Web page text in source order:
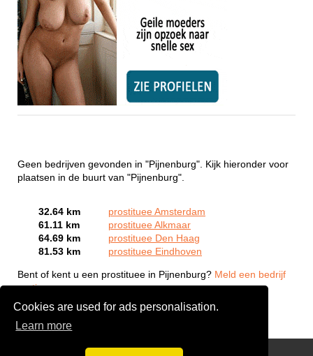
Cookies are used for ads personalisation.
Learn more
Geen bedrijven gevonden in "Pijnenburg". Kijk hieronder voor
plaatsen in de buurt van "Pijnenburg".
32.64 km
prostituee Amsterdam
61.11 km
prostituee Alkmaar
64.69 km
prostituee Den Haag
81.53 km
prostituee Eindhoven
Bent of kent u een prostituee in Pijnenburg? Meld een bedrijf
gratis aan